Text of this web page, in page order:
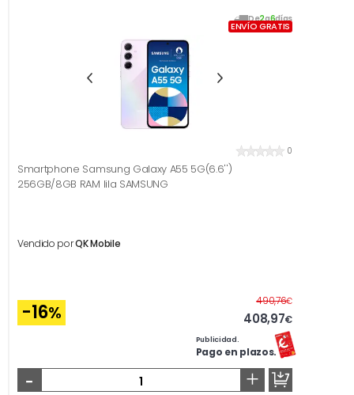
De2a6días
ENVÍO GRATIS
0
Smartphone Samsung Galaxy A55 5G(6.6'')
256GB/8GB RAM lila SAMSUNG
Vendido porQK Mobile
-16%
490,76€Antes
408,97€
Publicidad.
Pago en plazos.
- +